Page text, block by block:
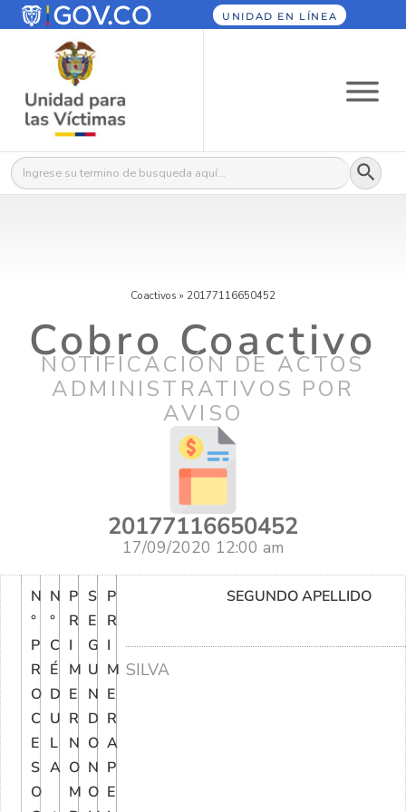
UNIDAD EN LÍNEA
Buscar: Botón
Coactivos » 20177116650452
Cobro Coactivo
NOTIFICACIÓN DE ACTOS
ADMINISTRATIVOS POR
AVISO
20177116650452
17/09/2020 12:00 am
N
°
P
R
O
C
E
S
O
N
°
C
É
D
U
L
A
P
R
I
M
E
R
N
O
M
S
E
G
U
N
D
O
N
O
P
R
I
M
E
R
A
P
E
SEGUNDO APELLIDO
SILVA